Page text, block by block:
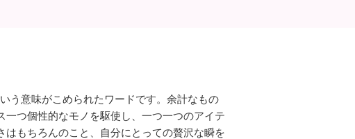
う意味がこめられたワードです。余計なもの
つ個性的なモノを駆使し、一つ一つのアイテ
もちろんのこと、自分にとっての贅沢な瞬を